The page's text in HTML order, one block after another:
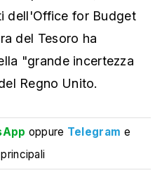
dell'Office for Budget
del Tesoro ha
"grande incertezza
Regno Unito.
oppure Telegram e